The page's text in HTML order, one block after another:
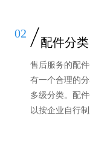
02
配件分类
售后服务的配
有一个合理的
多级分类。配
以按企业自行制